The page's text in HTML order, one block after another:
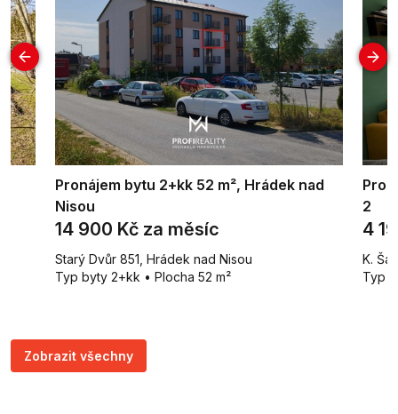
Pronájem bytu 2+kk 52 m², Hrádek nad
Nisou
14 900 Kč za měsíc
Starý Dvůr 851, Hrádek nad Nisou
Typ byty 2+kk • Plocha 52 m²
2
4
K.
Typ
Zobrazit všechny